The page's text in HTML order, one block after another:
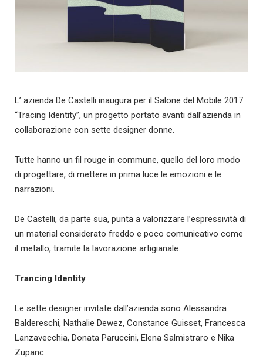
L’ azienda De Castelli inaugura per il Salone del Mobile 2017
“Tracing Identity”, un progetto portato avanti dall’azienda in
collaborazione con sette designer donne.
Tutte hanno un fil rouge in commune, quello del loro modo
di progettare, di mettere in prima luce le emozioni e le
narrazioni.
De Castelli, da parte sua, punta a valorizzare l’espressività di
un material considerato freddo e poco comunicativo come
il metallo, tramite la lavorazione artigianale.
Trancing Identity
Le sette designer invitate dall’azienda sono Alessandra
Baldereschi, Nathalie Dewez, Constance Guisset, Francesca
Lanzavecchia, Donata Paruccini, Elena Salmistraro e Nika
Zupanc.